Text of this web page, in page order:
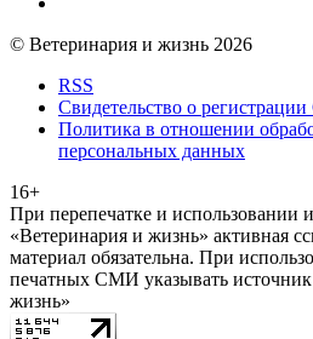
© Ветеринария и жизнь 2026
RSS
Свидетельство о
Политика в отношении
персональных данных
16+
При перепечатке и использовании
«Ветеринария и жизнь» активная
материал обязательна. При
печатных СМИ указывать
жизнь»